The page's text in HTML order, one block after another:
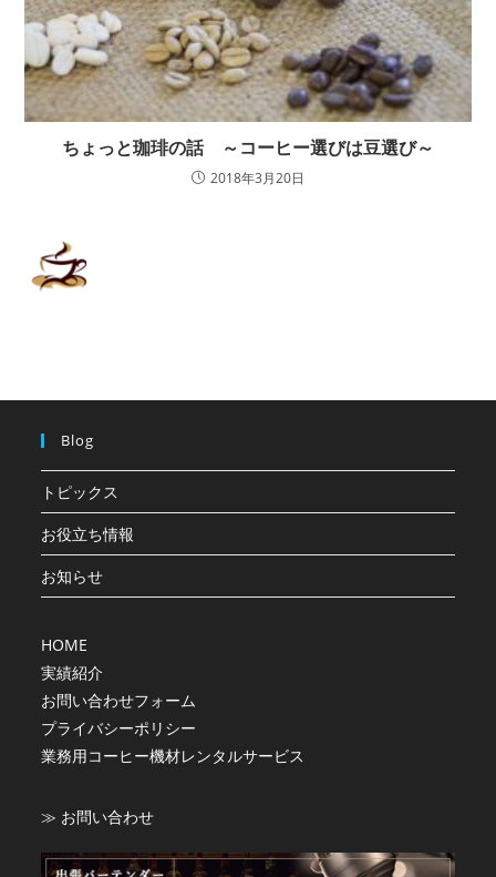
ちょっと珈琲の話 ～コーヒー選びは豆選び～
2018年3月20日
Blog
トピックス
お役立ち情報
お知らせ
HOME
実績紹介
お問い合わせフォーム
プライバシーポリシー
業務用コーヒー機材レンタルサービス
≫ お問い合わせ